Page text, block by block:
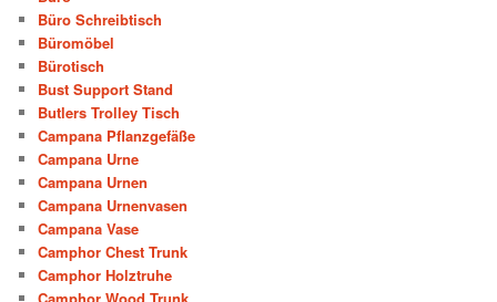
Büro Schreibtisch
Büromöbel
Bürotisch
Bust Support Stand
Butlers Trolley Tisch
Campana Pflanzgefäße
Campana Urne
Campana Urnen
Campana Urnenvasen
Campana Vase
Camphor Chest Trunk
Camphor Holztruhe